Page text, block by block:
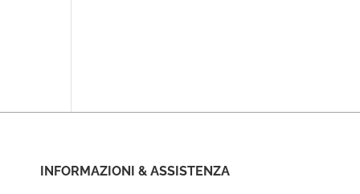
INFORMAZIONI & ASSISTENZA